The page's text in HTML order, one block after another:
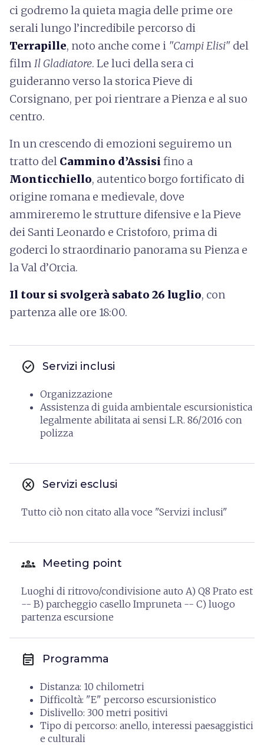
ci godremo la quieta magia delle prime ore
serali lungo l’incredibile percorso di
Terrapille, noto anche come i "Campi Elisi" del
film Il Gladiatore. Le luci della sera ci
guideranno verso la storica Pieve di
Corsignano, per poi rientrare a Pienza e al suo
centro.
In un crescendo di emozioni seguiremo un
tratto del Cammino d’Assisi fino a
Monticchiello, autentico borgo fortificato di
origine romana e medievale, dove
ammireremo le strutture difensive e la Pieve
dei Santi Leonardo e Cristoforo, prima di
goderci lo straordinario panorama su Pienza e
la Val d’Orcia.
Il tour si svolgerà sabato 26 luglio, con
partenza alle ore 18:00.
check_circle Servizi inclusi
Organizzazione
Assistenza di guida ambientale escursionistica
legalmente abilitata ai sensi L.R. 86/2016 con
polizza
cancel Servizi esclusi
Tutto ciò non citato alla voce "Servizi inclusi"
groups Meeting point
Luoghi di ritrovo/condivisione auto A) Q8 Prato est
-- B) parcheggio casello Impruneta -- C) luogo
partenza escursione
event_note Programma
Distanza: 10 chilometri
Difficoltà: "E" percorso escursionistico
Dislivello: 300 metri positivi
Tipo di percorso: anello, interessi paesaggistici
e culturali